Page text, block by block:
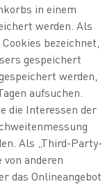
in einem
werden. Als
bezeichnet,
gespeichert
werden,
aufsuchen.
die Interessen der
Als „Third-Party-
von anderen
das Onlineangebot